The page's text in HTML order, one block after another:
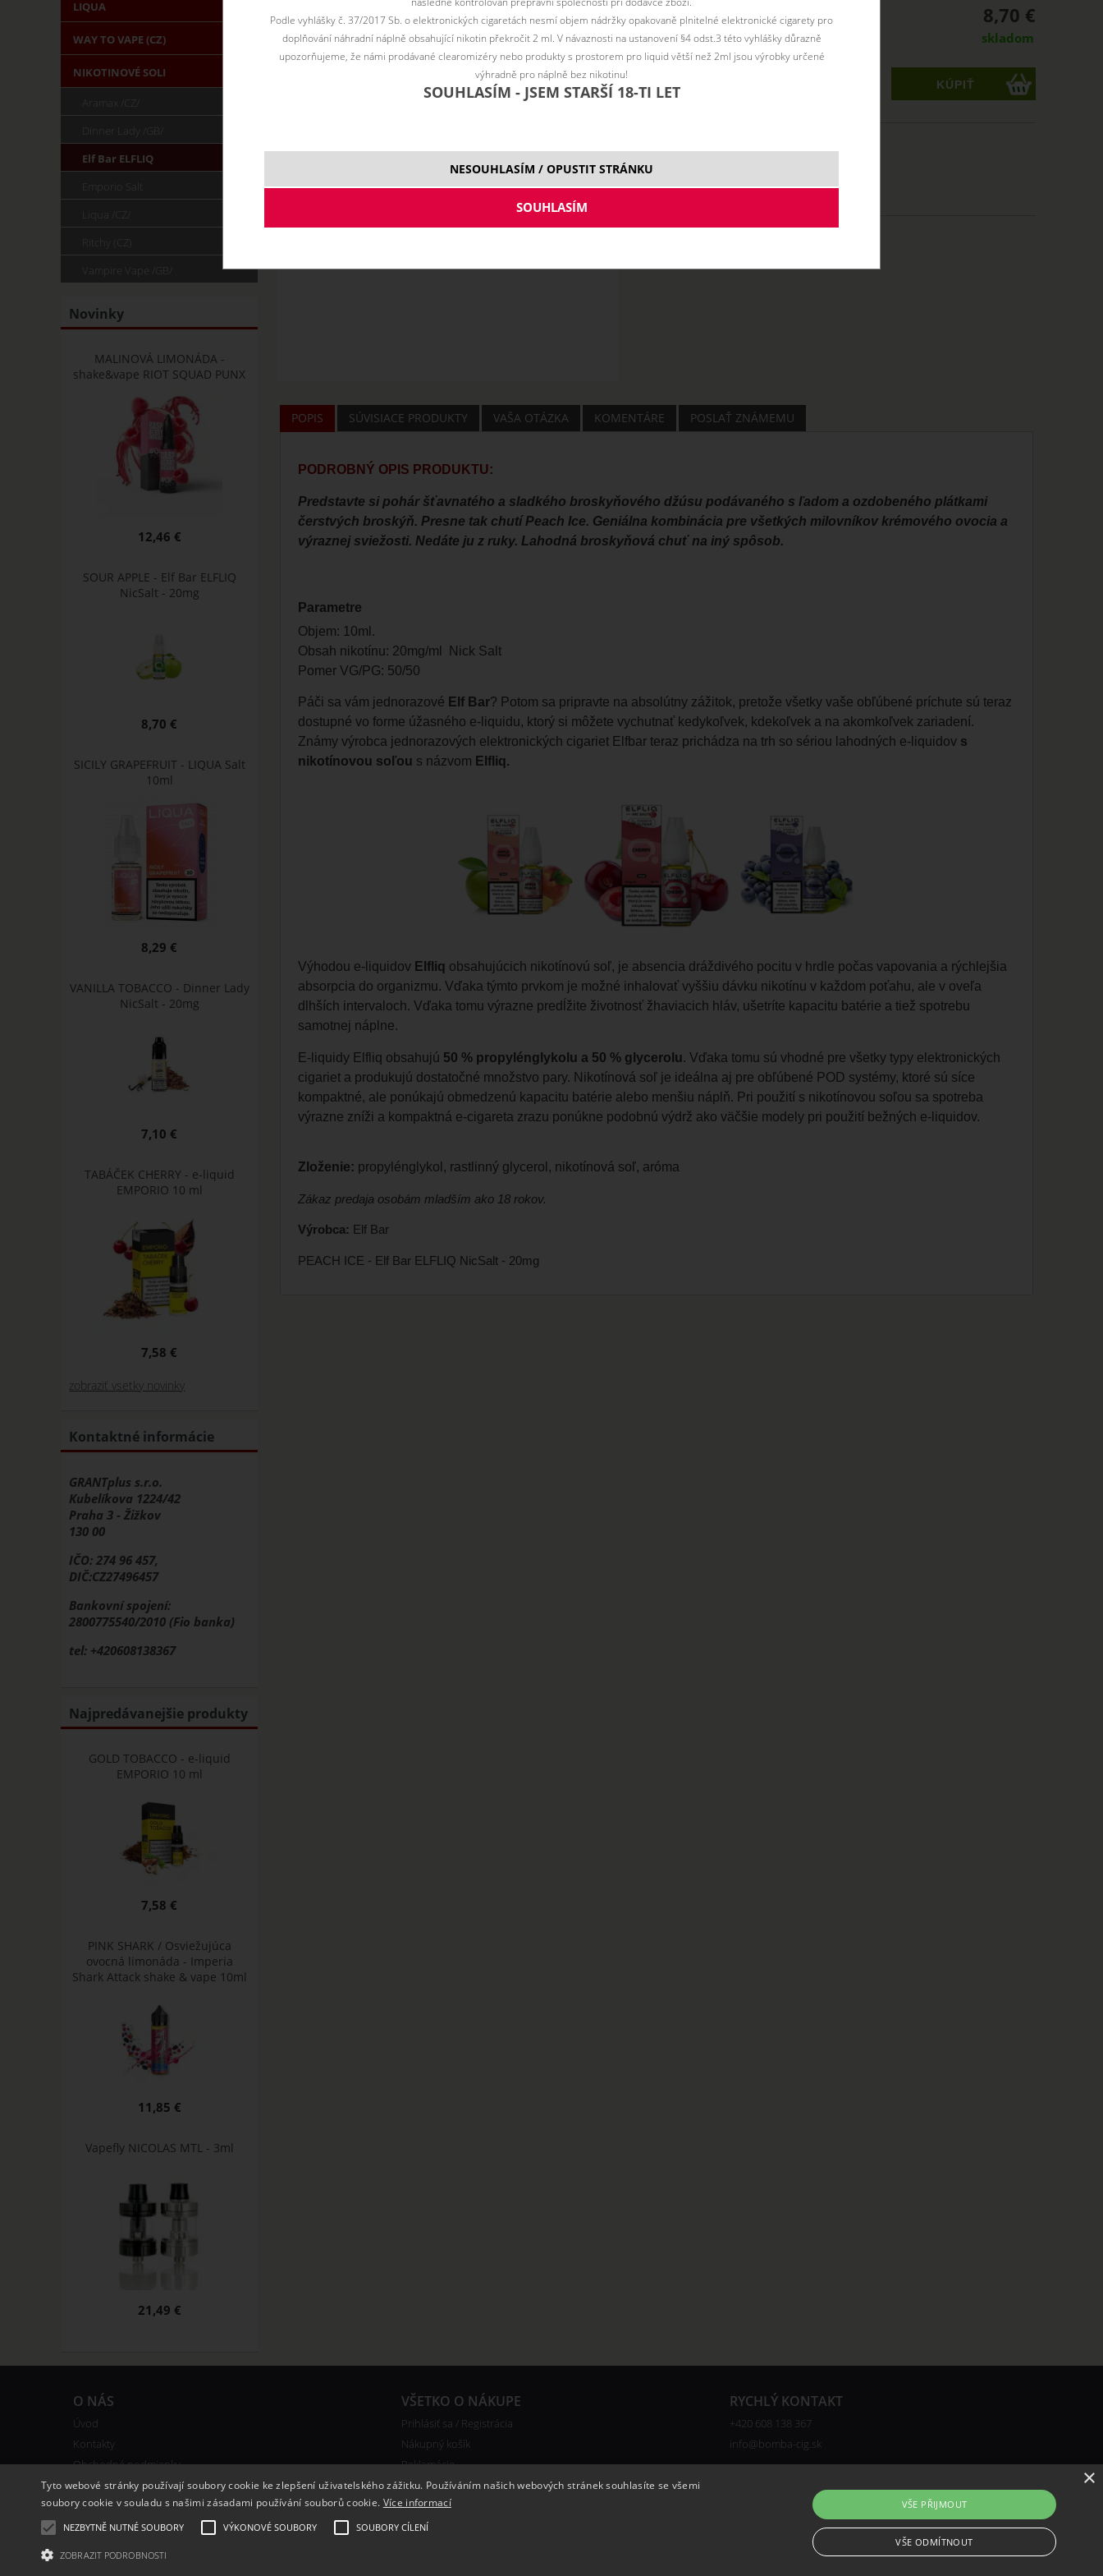
8,70 €
skladom
Salt mg
POPIS SÚVISIACE PRODUKTY VAŠA OTÁZKA KOMENTÁRE POSLAŤ ZNÁMEMU
PODROBNÝ OPIS PRODUKTU:
Predstavte si pohár šťavnatého a sladkého broskyňového džúsu podávaného s ľadom a ozdobeného plátkami
čerstvých broskýň. Presne tak chutí Peach Ice. Geniálna kombinácia pre všetkých milovníkov krémového ovocia a
výraznej sviežosti. Nedáte ju z ruky. Lahodná broskyňová chuť na iný spôsob.
Parametre
Objem: 10ml.
Obsah nikotínu: 20mg/ml Nick Salt
Pomer VG/PG: 50/50
Páči sa vám jednorazové Elf Bar? Potom sa pripravte na absolútny zážitok, pretože všetky vaše obľúbené príchute sú teraz
dostupné vo forme úžasného e-liquidu, ktorý si môžete vychutnať kedykoľvek, kdekoľvek a na akomkoľvek zariadení.
Známy výrobca jednorazových elektronických cigariet Elfbar teraz prichádza na trh so sériou lahodných e-liquidov s
nikotínovou soľou s názvom Elfliq.
Výhodou e-liquidov Elfliq obsahujúcich nikotínovú soľ, je absencia dráždivého pocitu v hrdle počas vapovania a rýchlejšia
absorpcia do organizmu. Vďaka týmto prvkom je možné inhalovať vyššiu dávku nikotínu v každom poťahu, ale v oveľa
dlhších intervaloch. Vďaka tomu výrazne predĺžite životnosť žhaviacich hláv, ušetríte kapacitu batérie a tiež spotrebu
samotnej náplne.
E-liquidy Elfliq obsahujú 50 % propylénglykolu a 50 % glycerolu. Vďaka tomu sú vhodné pre všetky typy elektronických
cigariet a produkujú dostatočné množstvo pary. Nikotínová soľ je ideálna aj pre obľúbené POD systémy, ktoré sú síce
kompaktné, ale ponúkajú obmedzenú kapacitu batérie alebo menšiu náplň. Pri použití s nikotínovou soľou sa spotreba
výrazne zníži a kompaktná e-cigareta zrazu ponúkne podobnú výdrž ako väčšie modely pri použití bežných e-liquidov.
Zloženie: propylénglykol, rastlinný glycerol, nikotínová soľ, aróma
Zákaz predaja osobám mladším ako 18 rokov.
Výrobca: Elf Bar
PEACH ICE - Elf Bar ELFLIQ NicSalt - 20mg
LIQUA
WAY TO VAPE (CZ)
NIKOTINOVÉ SOLI
Elf Bar ELFLIQ
Novinky
MALINOVÁ LIMONÁDA -
shake&vape RIOT SQUAD PUNX
12,46 €
SOUR APPLE - Elf Bar ELFLIQ
NicSalt - 20mg
8,70 €
SICILY GRAPEFRUIT - LIQUA Salt
10ml
8,29 €
VANILLA TOBACCO - Dinner Lady
NicSalt - 20mg
7,10 €
TABÁČEK CHERRY - e-liquid
EMPORIO 10 ml
7,58 €
zobraziť vsetky novinky
Kontaktné informácie
GRANTplus s.r.o.
Kubelíkova 1224/42
Praha 3 - Žižkov
130 00
IČO: 274 96 457,
DIČ:CZ27496457
Bankovní spojení:
2800775540/2010 (Fio banka)
tel: +420608138367
Najpredávanejšie produkty
GOLD TOBACCO - e-liquid
EMPORIO 10 ml
7,58 €
PINK SHARK / Osviežujúca
ovocná limonáda - Imperia
Shark Attack shake & vape 10ml
11,85 €
Vapefly NICOLAS MTL - 3ml
21,49 €
O NÁS
Úvod
Kontakty
Obchodné podmienky
Vernostný systém
VŠETKO O NÁKUPE
Prihlásiť sa / Registrácia
Nákupný košík
Reklamácie
Doprava
Certifikáty
RYCHLÝ KONTAKT
+420 608 138 367
info@bomba-cig.sk
Podle vyhlášky č. 37/2017 Sb. o elektronických cigaretách nesmí objem nádržky opakovaně plnitelné elektronické cigarety pro
doplňování náhradní náplně obsahující nikotin překročit 2 ml. V návaznosti na ustanovení §4 odst.3 této vyhlášky důrazně
upozorňujeme, že námi prodávané clearomizéry nebo produkty s prostorem pro liquid větší než 2ml jsou výrobky určené
výhradně pro náplně bez nikotinu!
SOUHLASÍM - JSEM STARŠÍ 18-TI LET
NESOUHLASÍM / OPUSTIT STRÁNKU
×
Tyto webové stránky používají soubory cookie ke zlepšení uživatelského zážitku. Používáním našich webových stránek souhlasíte se všemi
soubory cookie v souladu s našimi zásadami používání souborů cookie. Více informací
NEZBYTNĚ NUTNÉ SOUBORY VÝKONOVÉ SOUBORY SOUBORY CÍLENÍ
ZOBRAZIT PODROBNOSTI
VŠE PŘIJMOUT
VŠE ODMÍTNOUT